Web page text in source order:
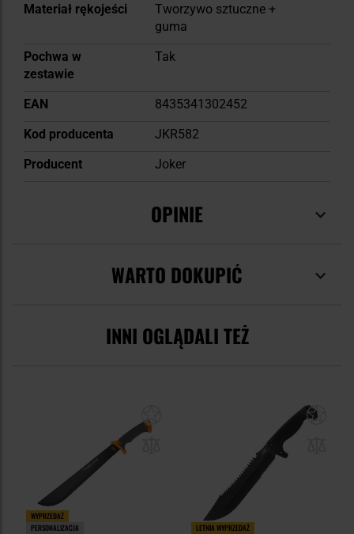
Materiał rękojeści
Tworzywo sztuczne +
guma
Pochwa w
zestawie
Tak
EAN
8435341302452
Kod producenta
JKR582
Producent
Joker
OPINIE
WARTO DOKUPIĆ
INNI OGLĄDALI TEŻ
WYPRZEDAŻ
PERSONALIZACJA
LETNIA WYPRZEDAŻ